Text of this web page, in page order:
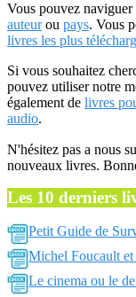
Vous pouvez naviguer
auteurou pays. Vous
livres les plus
Si vous souhaitez
pouvez utiliser notre
également de livres
audio.
N'hésitez pas a nous
nouveaux livres.
Les 10 derniers
Petit Guide de
Michel Foucault
Le cinema ou le